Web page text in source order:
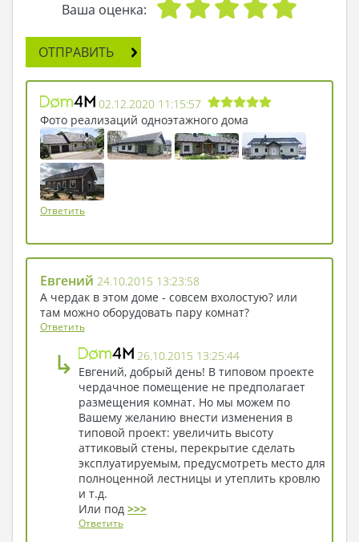
Техническая оснащенность кухни позволит
вам побаловать себя самыми
изысканными разносолами. А зажженный
камин в гостиной добавит капельку тепла и
света в вашу хлопотливую ежедневность.
Приезжайте к нам в «Простоквашино». Мы
вам всегда рады!
Ваша оценка:
ОТПРАВИТЬ
02.12.2020 11:15:57
Фото реализаций одноэтажного дома
Ответить
Евгений 24.10.2015 13:23:58
А чердак в этом доме - совсем вхолостую? или
там можно оборудовать пару комнат?
Ответить
↳
26.10.2015 13:25:44
Евгений, добрый день! В типовом проекте
чердачное помещение не предполагает
размещения комнат. Но мы можем по
Вашему желанию внести изменения в
типовой проект: увеличить высоту
аттиковый стены, перекрытие сделать
эксплуатируемым, предусмотреть место для
полноценной лестницы и утеплить кровлю
и т.д.
Или под >>>
Ответить